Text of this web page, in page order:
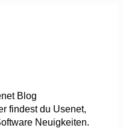
Blog
findest du Usenet,
Neuigkeiten.